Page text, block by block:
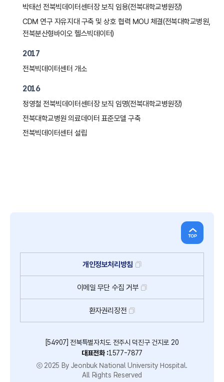
박태선 전북빅데이터센터장 보직 임용(전북대학교병원장)
CDM 연구 자유지대 구축 및 상호 협력 MOU 체결(전북대학교병원,
전북분산형바이오 헬스빅데이터)
2017
전북빅데이터센터 개소
2016
정영철 전북빅데이터센터장 보직 임명(전북대학교병원장)
전북대학교병원 의료데이터 표준모델 구축
전북빅데이터센터 설립
개인정보처리방침
이메일 무단 수집 거부
환자권리장전
[54907] 전북특별자치도 전주시 덕진구 건지로 20
대표전화 :1577-7877
ⓒ 2025 By Jeonbuk National University Hospital.
All Rights Reserved